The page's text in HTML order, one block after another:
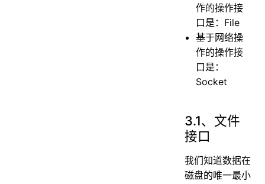
作的操作接
口是：File
基于网络操
作的操作接
口是：
Socket
3.1、文件
接口
我们知道数据在
磁盘的唯一最小